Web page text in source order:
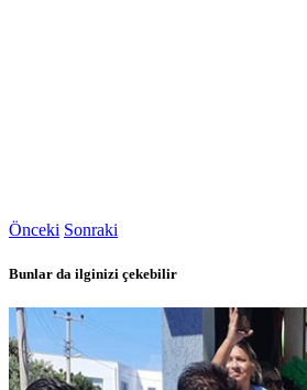
Önceki Sonraki
Bunlar da ilginizi çekebilir